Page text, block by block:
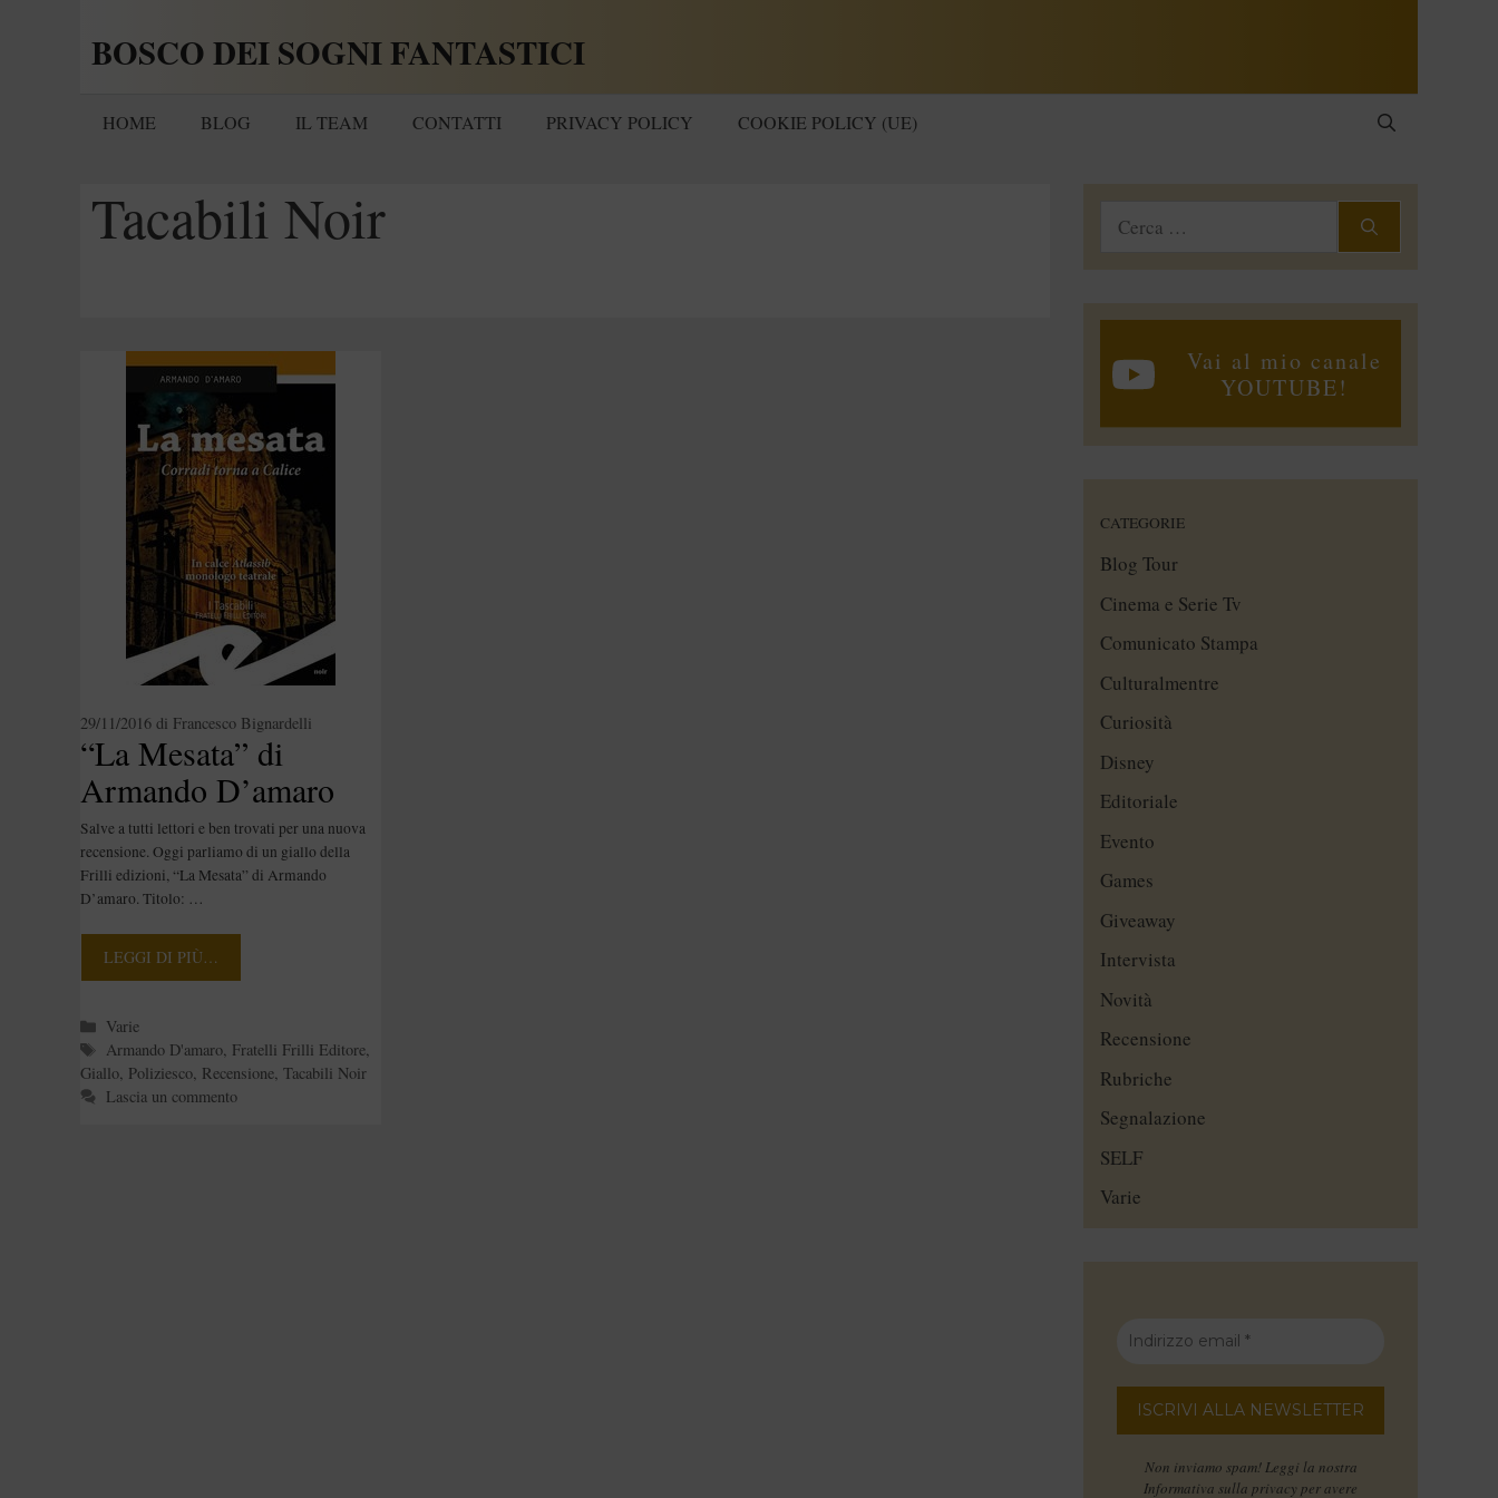
BOSCO DEI SOGNI FANTASTICI
HOME BLOG IL TEAM CONTATTI PRIVACY POLICY COOKIE POLICY (UE)
Tacabili Noir
“La Mesata” di
Armando D’amaro
[Recensione]
29/11/2016 di Francesco Bignardelli
Salve a tutti lettori e ben trovati per una nuova
recensione. Oggi parliamo di un giallo della
Frilli edizioni, “La Mesata” di Armando
D’amaro. Titolo: …
LEGGI DI PIÙ…
Categorie
Varie
Tag
Armando D'amaro, Fratelli Frilli Editore,
Giallo, Poliziesco, Recensione, Tacabili Noir
Lascia un commento
Ricerca
Vai al mio canale
YOUTUBE!
CATEGORIE
Blog Tour
Cinema e Serie Tv
Comunicato Stampa
Culturalmentre
Curiosità
Disney
Editoriale
Evento
Games
Giveaway
Intervista
Novità
Recensione
Rubriche
Segnalazione
SELF
Varie
Non inviamo spam! Leggi la nostra
Informativa sulla privacy per avere